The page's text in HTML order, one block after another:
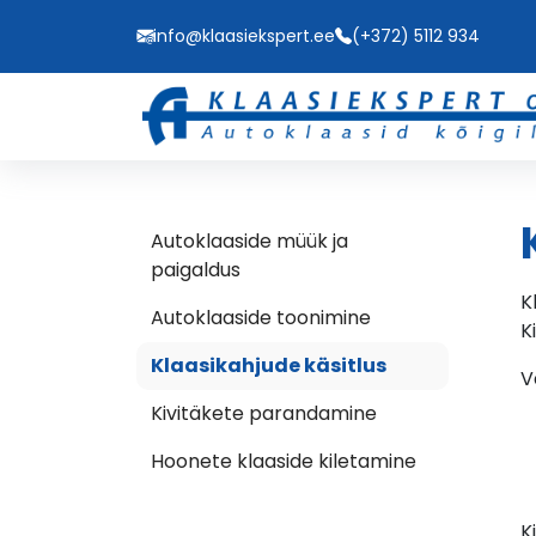
info@klaasiekspert.ee (+372) 5112 934
Autoklaaside müük ja
paigaldus
Autoklaaside toonimine
Klaasikahjude käsitlus
Kivitäkete parandamine
Hoonete klaaside kiletamine